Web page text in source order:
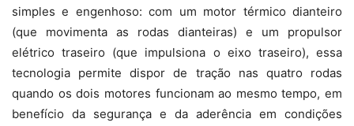
simples e engenhoso: com um motor térmico dianteiro
(que movimenta as rodas dianteiras) e um propulsor
elétrico traseiro (que impulsiona o eixo traseiro), essa
tecnologia permite dispor de tração nas quatro rodas
quando os dois motores funcionam ao mesmo tempo, em
benefício da segurança e da aderência em condições